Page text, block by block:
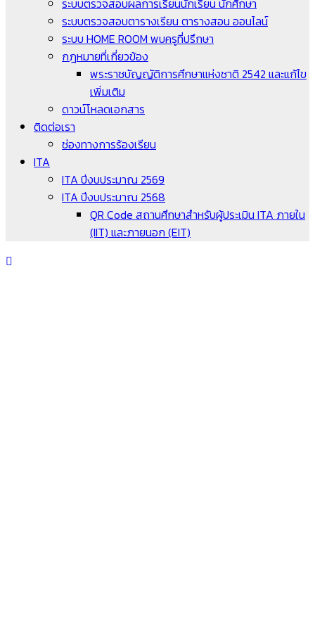
ระบบตรวจสอบตารางเรียน ตารางสอน ออนไลน์
ระบบ HOME ROOM พบครูที่ปรึกษา
กฎหมายที่เกี่ยวข้อง
พระราชบัญญัติการศึกษาแห่งชาติ 2542 และแก้ไข
เพิ่มเติม
ดาวน์โหลดเอกสาร
ติดต่อเรา
ช่องทางการร้องเรียน
ITA
ITA ปีงบประมาณ 2569
ITA ปีงบประมาณ 2568
QR Code สถานศึกษาสำหรับผู้ประเมิน ITA ภายใน
(IIT) และภายนอก (EIT)